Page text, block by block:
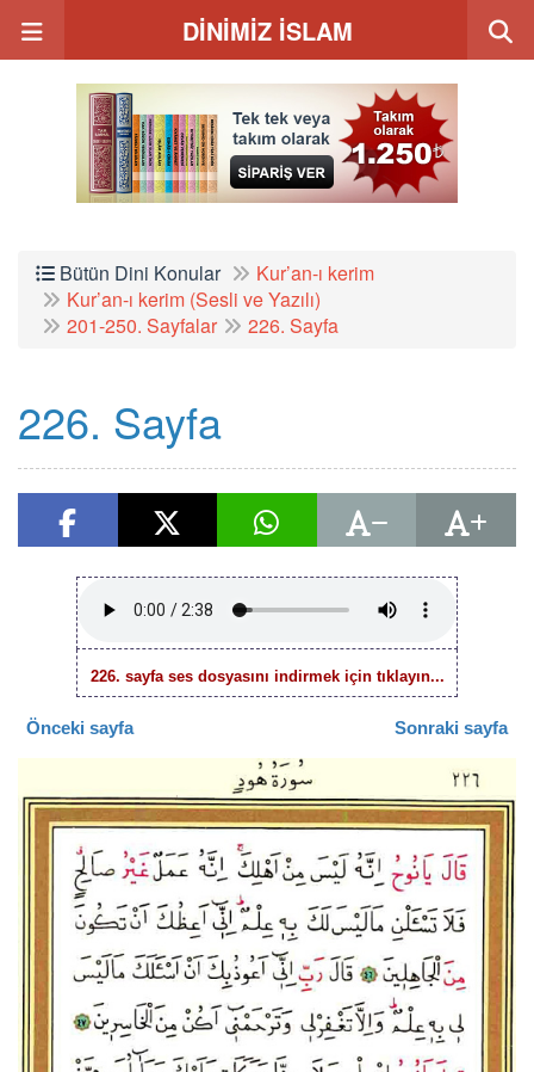
DİNİMİZ İSLAM
Bütün Dini Konular
Kur’an-ı kerim
Kur’an-ı kerim (Sesli ve Yazılı)
201-250. Sayfalar
226. Sayfa
226. Sayfa
226. sayfa ses dosyasını indirmek için tıklayın...
Önceki sayfa Sonraki sayfa